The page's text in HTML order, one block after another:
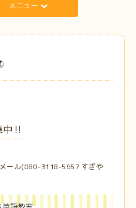
メニュー
中‼️
ール(080-3118-5657 すぎや